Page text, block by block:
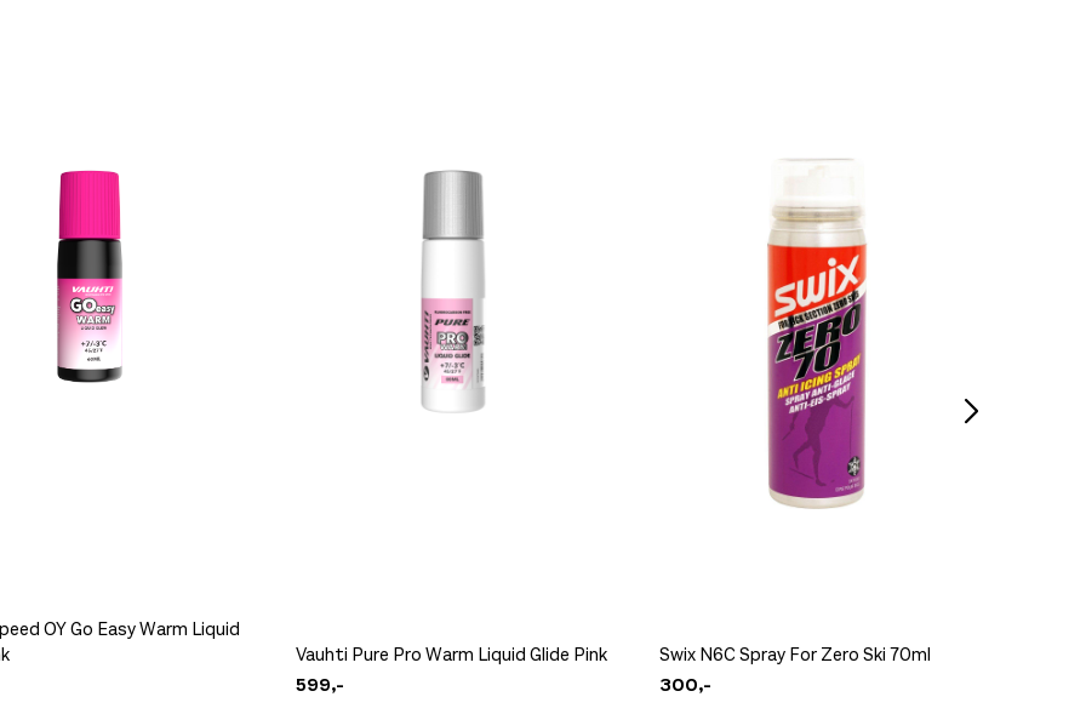
OY Go Easy Warm Liquid
Vauhti Pure Pro Warm Liquid Glide Pink
599,-
Swix N6C Spray For Zero Ski 70ml
300,-